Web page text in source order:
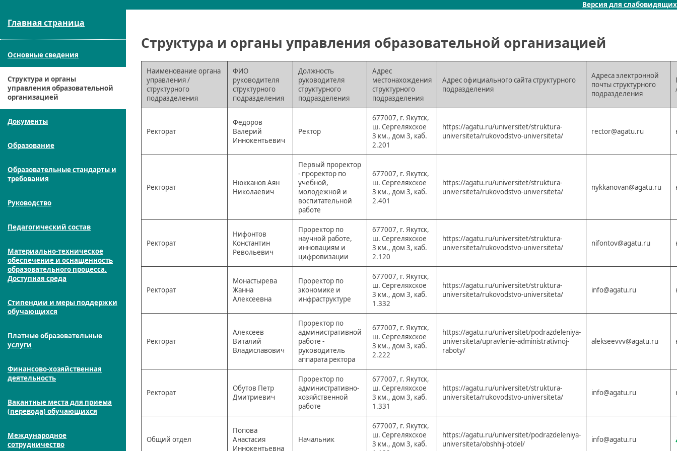
Версия для слабовидящих
Главная страница
Основные сведения
Структура и органы
управления образовательной
организацией
Документы
Образование
Образовательные стандарты и
требования
Руководство
Педагогический состав
Материально-техническое
обеспечение и оснащенность
образовательного процесса.
Доступная среда
Стипендии и меры поддержки
обучающихся
Платные образовательные
услуги
Финансово-хозяйственная
деятельность
Вакантные места для приема
(перевода) обучающихся
Международное
сотрудничество
Структура и органы управления образовательной организацией
Наименование органа
управления /
структурного
подразделения
ФИО
руководителя
структурного
подразделения
Должность
руководителя
структурного
подразделения
Адрес
местонахождения
структурного
подразделения
Адрес официального сайта структурного
подразделения
Адреса электронной
почты структурного
подразделения
Ректорат
Федоров
Валерий
Иннокентьевич
Ректор
677007, г. Якутск,
ш. Сергеляхское
3 км., дом 3, каб.
2.201
https://agatu.ru/universitet/struktura-
universiteta/rukovodstvo-universiteta/
rector@agatu.ru
Ректорат
Нюкканов Аян
Николаевич
Первый проректор
- проректор по
учебной,
молодежной и
воспитательной
работе
677007, г. Якутск,
ш. Сергеляхское
3 км., дом 3, каб.
2.401
https://agatu.ru/universitet/struktura-
universiteta/rukovodstvo-universiteta/
nykkanovan@agatu.ru
Ректорат
Нифонтов
Константин
Револьевич
Проректор по
научной работе,
инновациям и
цифровизации
677007, г. Якутск,
ш. Сергеляхское
3 км., дом 3, каб.
2.120
https://agatu.ru/universitet/struktura-
universiteta/rukovodstvo-universiteta/
nifontov@agatu.ru
Ректорат
Монастырева
Жанна
Алексеевна
Проректор по
экономике и
инфраструктуре
677007, г. Якутск,
ш. Сергеляхское
3 км., дом 3, каб.
1.332
https://agatu.ru/universitet/struktura-
universiteta/rukovodstvo-universiteta/
info@agatu.ru
Ректорат
Алексеев
Виталий
Владиславович
Проректор по
административной
работе -
руководитель
аппарата ректора
677007, г. Якутск,
ш. Сергеляхское
3 км., дом 3, каб.
2.222
https://agatu.ru/universitet/podrazdeleniya-
universiteta/upravlenie-administrativnoj-
raboty/
alekseevvv@agatu.ru
Ректорат
Обутов Петр
Дмитриевич
Проректор по
административно-
хозяйственной
работе
677007, г. Якутск,
ш. Сергеляхское
3 км., дом 3, каб.
1.331
https://agatu.ru/universitet/struktura-
universiteta/rukovodstvo-universiteta/
info@agatu.ru
Общий отдел
Попова
Анастасия
Иннокентьевна
Начальник
677007, г. Якутск,
ш. Сергеляхское
3 км., дом 3, каб.
https://agatu.ru/universitet/podrazdeleniya-
universiteta/obshhij-otdel/
info@agatu.ru